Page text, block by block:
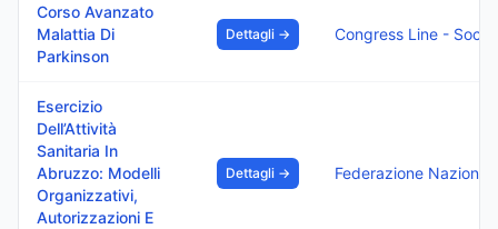
Corso Avanzato
Malattia Di
Parkinson
Dettagli →
Esercizio
Dell’Attività
Sanitaria In
Abruzzo: Modelli
Organizzativi,
Autorizzazioni E
Dettagli →